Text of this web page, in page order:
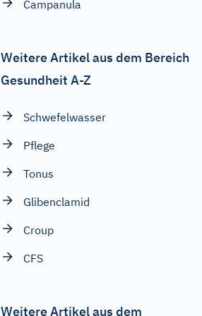
Campanula
Weitere Artikel aus dem Bereich
Gesundheit A-Z
Schwefelwasser
Pflege
Tonus
Glibenclamid
Croup
CFS
Weitere Artikel aus dem